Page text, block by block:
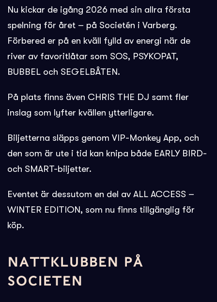
Nu kickar de igång 2026 med sin allra första
spelning för året – på Societén i Varberg.
Förbered er på en kväll fylld av energi när de
river av favoritlåtar som SOS, PSYKOPAT,
BUBBEL och SEGELBÅTEN.
På plats finns även CHRIS THE DJ samt fler
inslag som lyfter kvällen ytterligare.
Biljetterna släpps genom VIP-Monkey App, och
den som är ute i tid kan knipa både EARLY BIRD-
och SMART-biljetter.
Eventet är dessutom en del av ALL ACCESS –
WINTER EDITION, som nu finns tillgänglig för
köp.
NATTKLUBBEN PÅ
SOCIETEN